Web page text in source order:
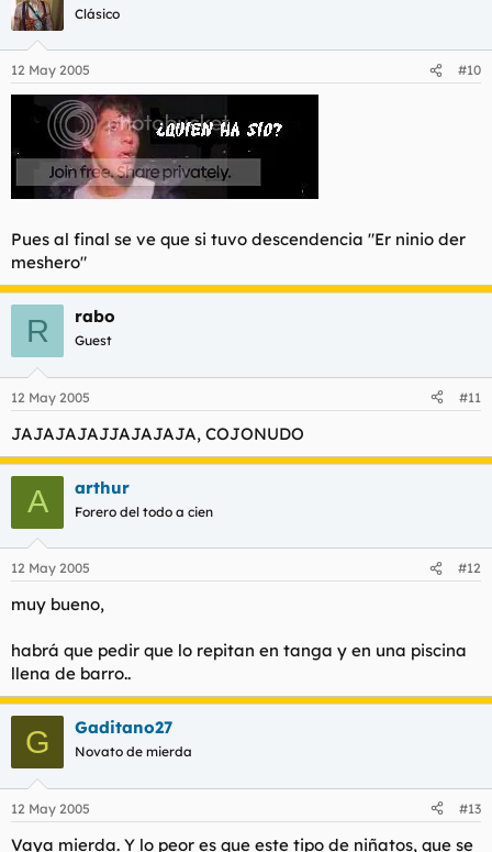
Clásico
12 May 2005 #10
Pues al final se ve que si tuvo descendencia "Er ninio der
meshero"
R rabo
Guest
12 May 2005 #11
JAJAJAJAJJAJAJAJA, COJONUDO
A arthur
Forero del todo a cien
12 May 2005 #12
muy bueno,
habrá que pedir que lo repitan en tanga y en una piscina
llena de barro..
G Gaditano27
Novato de mierda
12 May 2005 #13
Vaya mierda. Y lo peor es que este tipo de niñatos, que se